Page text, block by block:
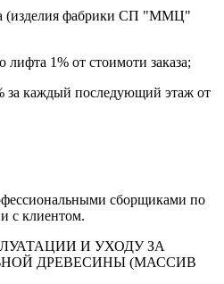
(изделия фабрики СП "ММЦ"
1% от стоимоти заказа;
за каждый последующий этаж от
сборщиками по
с клиентом.
И УХОДУ ЗА
ДРЕВЕСИНЫ (МАССИВ